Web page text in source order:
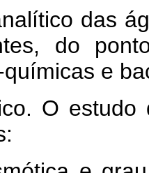
das
do
e
O